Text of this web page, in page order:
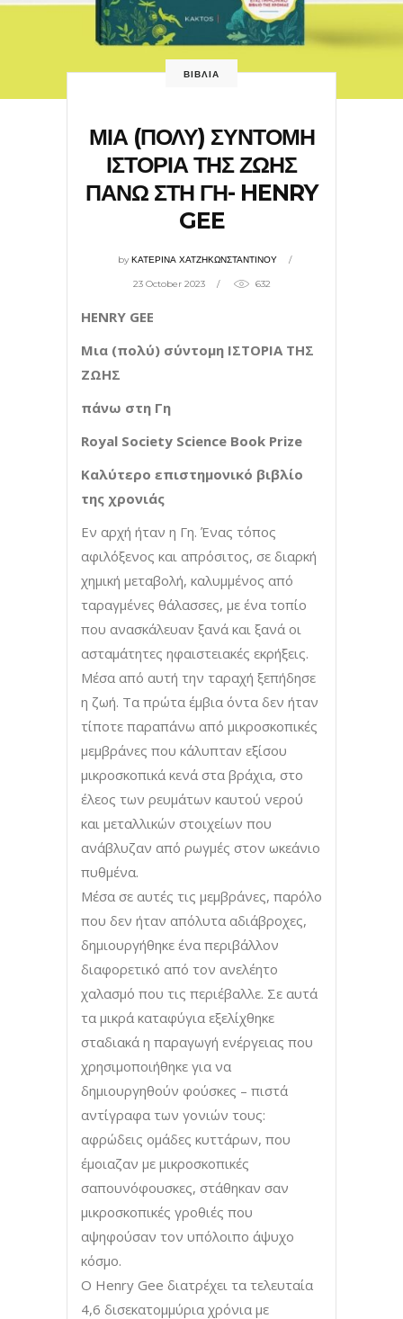
ΒΙΒΛΙΑ
ΜΙΑ (ΠΟΛΥ) ΣΥΝΤΟΜΗ
ΙΣΤΟΡΙΑ ΤΗΣ ΖΩΗΣ
ΠΑΝΩ ΣΤΗ ΓΗ- HENRY
GEE
byΚΑΤΕΡΙΝΑ ΧΑΤΖΗΚΩΝΣΤΑΝΤΙΝΟΥ
23 October 2023 632
HENRY GEE
Μια (πολύ) σύντομη ΙΣΤΟΡΙΑ ΤΗΣ
ΖΩΗΣ
πάνω στη Γη
Royal Society Science Book Prize
Καλύτερο επιστημονικό βιβλίο
της χρονιάς
Εν αρχή ήταν η Γη. Ένας τόπος
αφιλόξενος και απρόσιτος, σε διαρκή
χημική μεταβολή, καλυμμένος από
ταραγμένες θάλασσες, με ένα τοπίο
που ανασκάλευαν ξανά και ξανά οι
ασταμάτητες ηφαιστειακές εκρήξεις.
Μέσα από αυτή την ταραχή ξεπήδησε
η ζωή. Τα πρώτα έμβια όντα δεν ήταν
τίποτε παραπάνω από μικροσκοπικές
μεμβράνες που κάλυπταν εξίσου
μικροσκοπικά κενά στα βράχια, στο
έλεος των ρευμάτων καυτού νερού
και μεταλλικών στοιχείων που
ανάβλυζαν από ρωγμές στον ωκεάνιο
πυθμένα.
Μέσα σε αυτές τις μεμβράνες, παρόλο
που δεν ήταν απόλυτα αδιά­βροχες,
δημιουργήθηκε ένα περιβάλλον
διαφορετικό από τον ανελέητο
χαλασμό που τις περιέβαλλε. Σε αυτά
τα μικρά καταφύγια εξελίχθηκε
σταδιακά η παραγωγή ενέργειας που
χρησιμοποιήθηκε για να
δημιουργηθούν φούσκες – πιστά
αντίγραφα των γονιών τους:
αφρώδεις ομάδες κυττάρων, που
έμοιαζαν με μικροσκοπικές
σαπουνόφουσκες, στάθηκαν σαν
μικροσκοπικές γροθιές που
αψηφούσαν τον υπόλοιπο άψυχο
κόσμο.
O Henry Gee διατρέχει τα τελευταία
4,6 δισεκατομμύρια χρόνια με